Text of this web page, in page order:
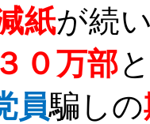
紙が続
０万部
員騙しの